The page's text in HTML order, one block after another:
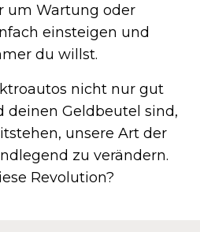
um Wartung oder
einsteigen und
du willst.
nicht nur gut
deinen Geldbeutel sind,
unsere Art der
zu verändern.
Revolution?